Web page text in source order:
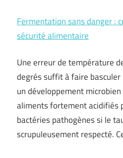
Fermentation sans danger :
sécurité alimentaire
Une erreur de température
degrés suffit à faire
un développement
aliments fortement acidifiés
bactéries pathogènes si le
scrupuleusement respecté.